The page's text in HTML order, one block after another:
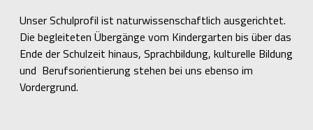
Unser Schulprofil ist naturwissenschaftlich ausgerichtet.
Die begleiteten Übergänge vom Kindergarten bis über das
Ende der Schulzeit hinaus, Sprachbildung, kulturelle Bildung
und Berufsorientierung stehen bei uns ebenso im
Vordergrund.